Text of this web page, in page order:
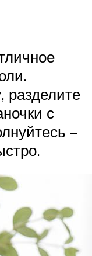
разделите
с
–